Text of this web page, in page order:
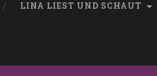
LINA LIEST UND SCHAUT